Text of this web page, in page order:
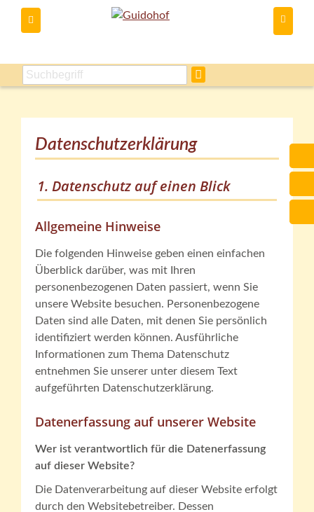
Du
Datenschutzerklärung
1. Datenschutz auf einen Blick
Allgemeine Hinweise
Die folgenden Hinweise geben einen einfachen
Überblick darüber, was mit Ihren
personenbezogenen Daten passiert, wenn Sie
unsere Website besuchen. Personenbezogene
Daten sind alle Daten, mit denen Sie persönlich
identifiziert werden können. Ausführliche
Informationen zum Thema Datenschutz
entnehmen Sie unserer unter diesem Text
aufgeführten Datenschutzerklärung.
Datenerfassung auf unserer Website
Wer ist verantwortlich für die Datenerfassung
auf dieser Website?
Die Datenverarbeitung auf dieser Website erfolgt
durch den Websitebetreiber. Dessen